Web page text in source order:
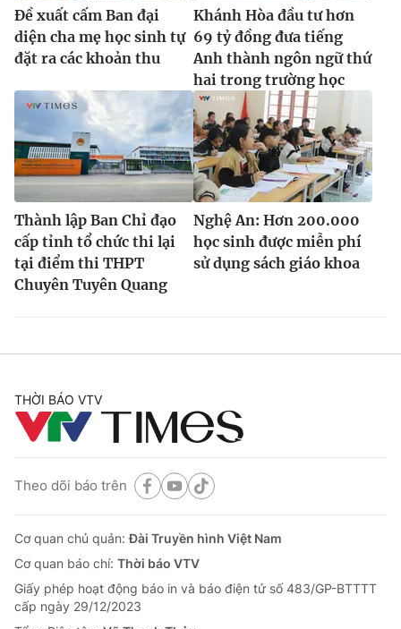
Đề xuất cấm Ban đại
diện cha mẹ học sinh tự
đặt ra các khoản thu
Khánh Hòa đầu tư hơn
69 tỷ đồng đưa tiếng
Anh thành ngôn ngữ thứ
hai trong trường học
Thành lập Ban Chỉ đạo
cấp tỉnh tổ chức thi lại
tại điểm thi THPT
Chuyên Tuyên Quang
Nghệ An: Hơn 200.000
học sinh được miễn phí
sử dụng sách giáo khoa
THỜI BÁO VTV
Theo dõi báo trên
Cơ quan chủ quản:Đài Truyền hình Việt Nam
Cơ quan báo chí: Thời báo VTV
Giấy phép hoạt động báo in và báo điện tử số 483/GP-BTTTT
cấp ngày 29/12/2023